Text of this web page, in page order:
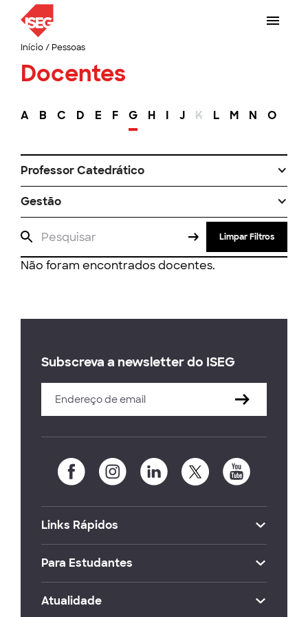
Início/ Pessoas
Docentes
A B C D E F G H I J K L M N O
Professor Catedrático
Gestão
Limpar Filtros
Não foram encontrados docentes.
Subscreva a newsletter do ISEG
Links Rápidos
Para Estudantes
Atualidade